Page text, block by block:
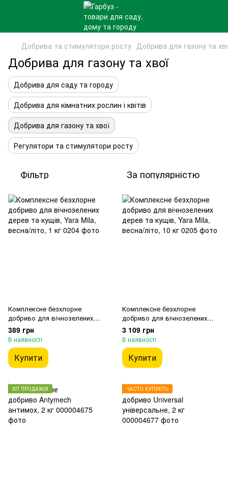
Добрива та стимулятори росту Добрива для газону та
Добрива для газону та хвої
Добрива для саду та городу
Добрива для кімнатних рослин і квітів
Добрива для газону та хвої
Регулятори та стимулятори росту
Фільтр За популярністю
Комплексне безхлорне
добриво для вічнозелених
дерев та кущів, Yara Mila,
весна/літо, 1 кг
389 грн
В наявності
Купити
Комплексне безхлорне
добриво для вічнозелених
дерев та кущів, Yara Mila,
весна/літо, 10 кг
3 109 грн
В наявності
Купити
ХІТ ПРОДАЖІВ ЧАСТО КУПУЮТЬ